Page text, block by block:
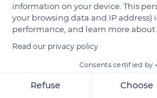
information on your device. This
your browsing data and IP address)
performance, and learn more about
Read our privacy policy
Consents certified by
Refuse Choose